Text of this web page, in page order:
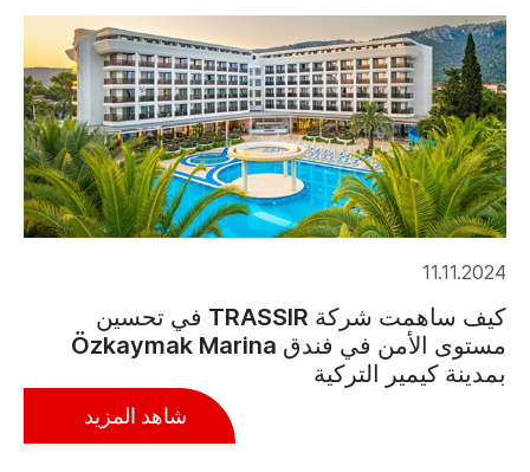
11.11.2024
كيف ساهمت شركة TRASSIR في تحسين
مستوى الأمن في فندق Özkaymak Marina
بمدينة كيمير التركية
شاهد المزيد